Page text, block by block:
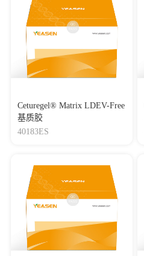
Ceturegel® Matrix LDEV-Free
基质胶
40183ES